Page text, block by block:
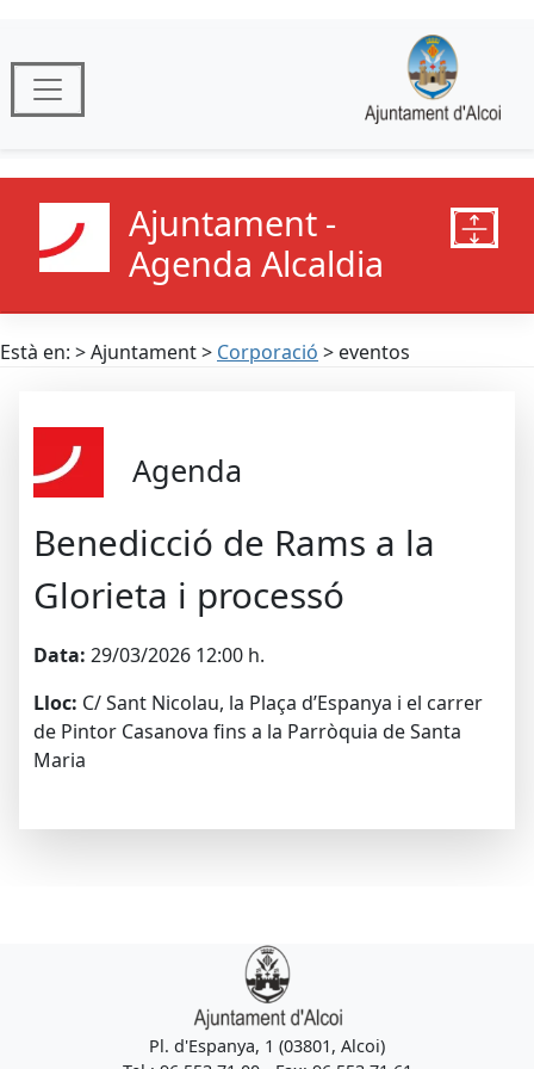
Ajuntament -
Agenda Alcaldia
Està en: > Ajuntament > Corporació > eventos
Agenda
Benedicció de Rams a la
Glorieta i processó
Data: 29/03/2026 12:00 h.
Lloc: C/ Sant Nicolau, la Plaça d’Espanya i el carrer
de Pintor Casanova fins a la Parròquia de Santa
Maria
Pl. d'Espanya, 1 (03801, Alcoi)